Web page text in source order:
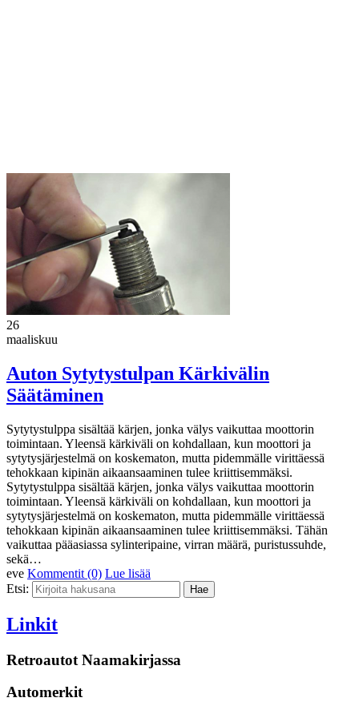
26
maaliskuu
Auton Sytytystulpan Kärkivälin
Säätäminen
Sytytystulppa sisältää kärjen, jonka välys vaikuttaa moottorin
toimintaan. Yleensä kärkiväli on kohdallaan, kun moottori ja
sytytysjärjestelmä on koskematon, mutta pidemmälle virittäessä
tehokkaan kipinän aikaansaaminen tulee kriittisemmäksi.
Sytytystulppa sisältää kärjen, jonka välys vaikuttaa moottorin
toimintaan. Yleensä kärkiväli on kohdallaan, kun moottori ja
sytytysjärjestelmä on koskematon, mutta pidemmälle virittäessä
tehokkaan kipinän aikaansaaminen tulee kriittisemmäksi. Tähän
vaikuttaa pääasiassa sylinteripaine, virran määrä, puristussuhde,
sekä…
eve Kommentit (0) Lue lisää
Etsi:
Linkit
Retroautot Naamakirjassa
Automerkit